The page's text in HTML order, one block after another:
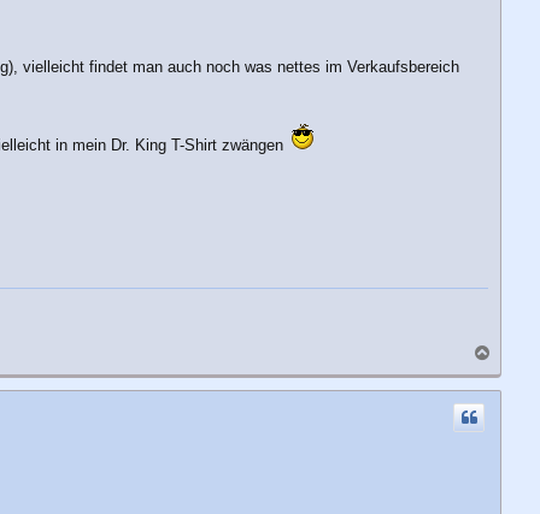
vielleicht findet man auch noch was nettes im Verkaufsbereich
in mein Dr. King T-Shirt zwängen
a
c